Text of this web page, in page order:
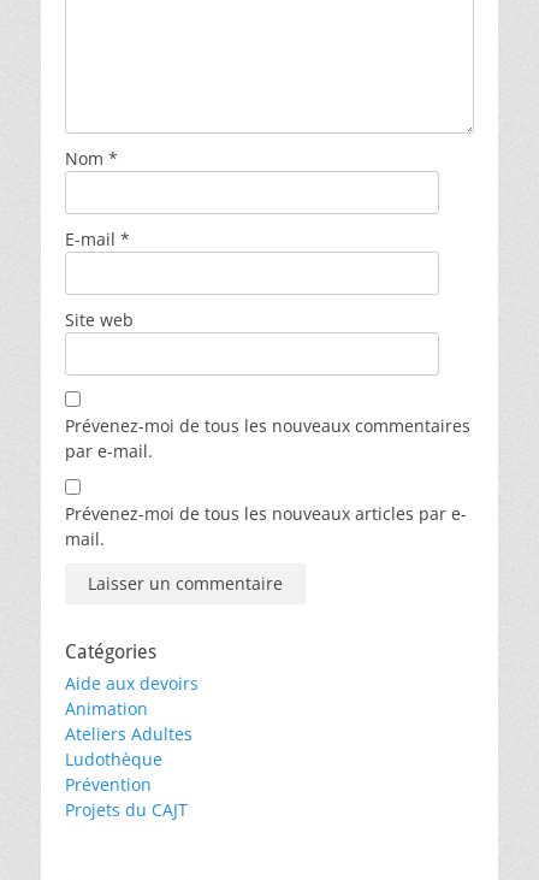
Nom *
E-mail *
Site web
Prévenez-moi de tous les nouveaux commentaires
par e-mail.
Prévenez-moi de tous les nouveaux articles par e-
mail.
Catégories
Aide aux devoirs
Animation
Ateliers Adultes
Ludothèque
Prévention
Projets du CAJT